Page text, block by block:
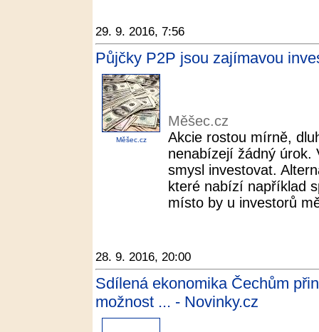
29. 9. 2016, 7:56
Půjčky P2P jsou zajímavou
Měšec.cz
Měšec.cz
Akcie rostou mírně,
nenabízejí žádný úrok.
smysl investovat.
které nabízí například
místo by u investorů
28. 9. 2016, 20:00
Sdílená ekonomika Čechům
možnost ... - Novinky.cz